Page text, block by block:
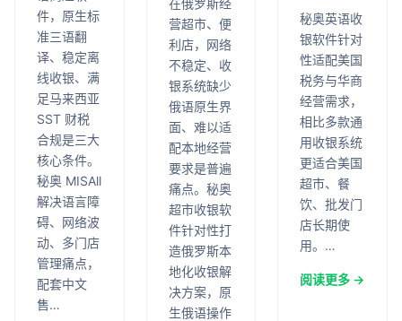
件，原生标
准三语翻
译、稳定离
线收银、满
足马来西亚
SST 财税
合规是三大
核心条件。
秘奥 MISAll
解决语言障
碍、网络波
动、多门店
管理痛点，
配套中文
售…
营超市、便
利店，网络
不稳定、收
银系统缺少
俄语原生界
面、难以适
配本地经营
要求是普遍
痛点。秘奥
超市收银软
件针对性打
造俄罗斯本
地化收银解
决方案，原
生俄语操作
秘奥英语收
银软件针对
性适配美国
税务与华商
经营需求，
相比多款通
用收银系统
更适合美国
超市、餐
饮、批发门
店长期使
用。…
阅读更多 →